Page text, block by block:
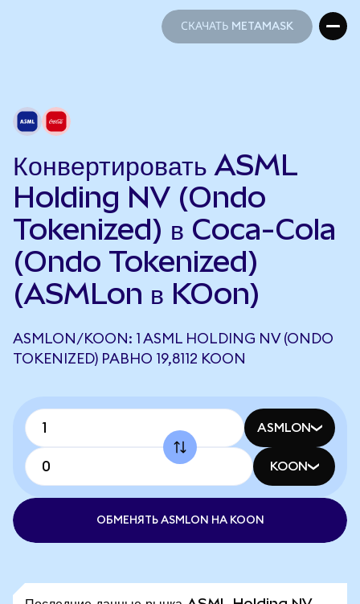
СКАЧАТЬ METAMASK
Конвертировать ASML
Holding NV (Ondo
Tokenized) в Coca-Cola
(Ondo Tokenized)
(ASMLon в KOon)
ASMLON/KOON: 1 ASML HOLDING NV (ONDO
TOKENIZED) РАВНО 19,8112 KOON
ASMLON
KOON
ОБМЕНЯТЬ ASMLON НА KOON